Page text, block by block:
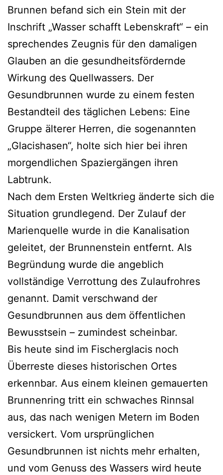
Brunnen befand sich ein Stein mit der
Inschrift „Wasser schafft Lebenskraft“ – ein
sprechendes Zeugnis für den damaligen
Glauben an die gesundheitsfördernde
Wirkung des Quellwassers. Der
Gesundbrunnen wurde zu einem festen
Bestandteil des täglichen Lebens: Eine
Gruppe älterer Herren, die sogenannten
„Glacishasen“, holte sich hier bei ihren
morgendlichen Spaziergängen ihren
Labtrunk.
Nach dem Ersten Weltkrieg änderte sich die
Situation grundlegend. Der Zulauf der
Marienquelle wurde in die Kanalisation
geleitet, der Brunnenstein entfernt. Als
Begründung wurde die angeblich
vollständige Verrottung des Zulaufrohres
genannt. Damit verschwand der
Gesundbrunnen aus dem öffentlichen
Bewusstsein – zumindest scheinbar.
Bis heute sind im Fischerglacis noch
Überreste dieses historischen Ortes
erkennbar. Aus einem kleinen gemauerten
Brunnenring tritt ein schwaches Rinnsal
aus, das nach wenigen Metern im Boden
versickert. Vom ursprünglichen
Gesundbrunnen ist nichts mehr erhalten,
und vom Genuss des Wassers wird heute